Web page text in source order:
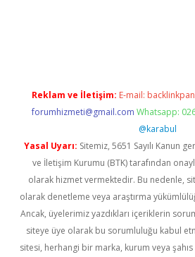
Reklam ve İletişim: E-mail:
forumhizmeti@gmail.com Whatsapp:
@karabul
Yasal Uyarı: Sitemiz, 5651 Sayılı Kanun
ve İletişim Kurumu (BTK) tarafından
olarak hizmet vermektedir. Bu nedenle,
olarak denetleme veya araştırma
Ancak, üyelerimiz yazdıkları içeriklerin
siteye üye olarak bu sorumluluğu kabul
sitesi, herhangi bir marka, kurum veya